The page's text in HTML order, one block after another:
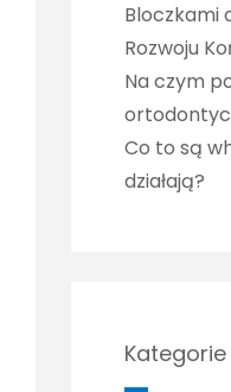
Bloczkami
Rozwoju
Na czym
Co to są
działają?
Kategorie